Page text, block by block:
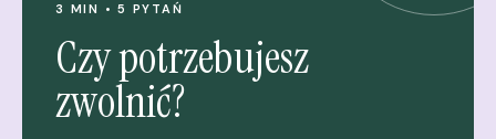
3 MIN • 5 PYTAŃ
Czy potrzebujesz
zwolnić?